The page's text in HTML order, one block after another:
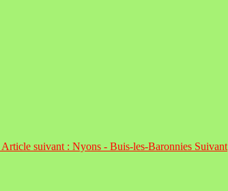
Article suivant : Nyons - Buis-les-Baronnies Suivant